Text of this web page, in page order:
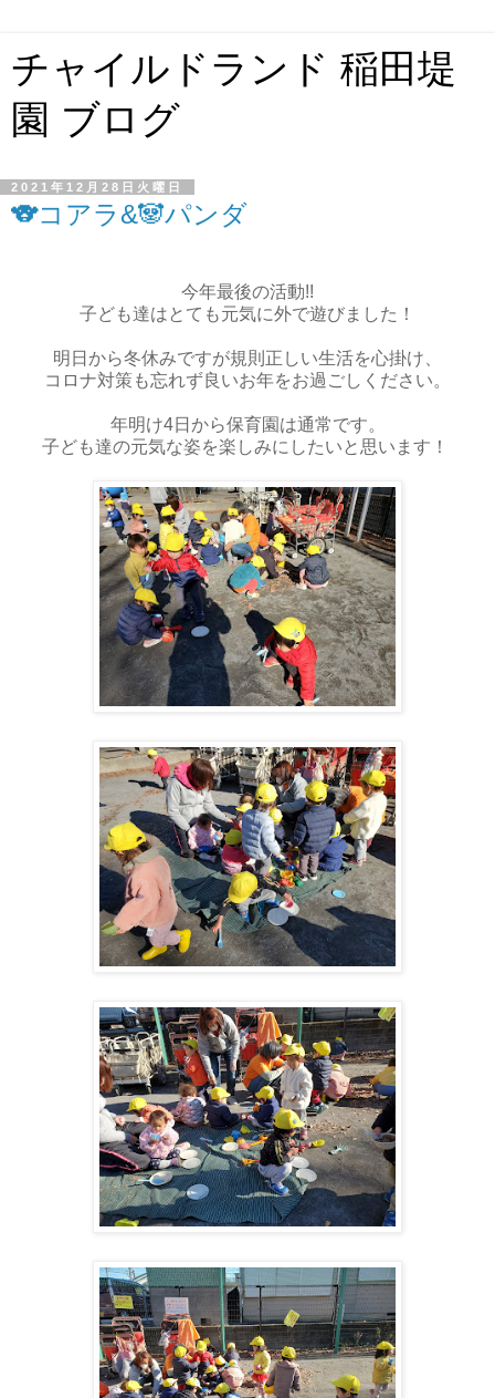
チャイルドランド 稲田堤
園 ブログ
2021年12月28日火曜日
🐨コアラ&🐼パンダ
今年最後の活動!!
子ども達はとても元気に外で遊びました！
明日から冬休みですが規則正しい生活を心掛け、
コロナ対策も忘れず良いお年をお過ごしください。
年明け4日から保育園は通常です。
子ども達の元気な姿を楽しみにしたいと思います！